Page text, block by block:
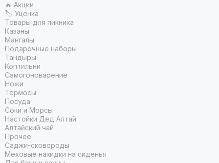
🔥 Акции
🏷 Уценка
Товары для пикника
Казаны
Мангалы
Подарочные наборы
Тандыры
Коптильни
Самогоноварение
Ножи
Термосы
Посуда
Соки и Морсы
Настойки Дед Алтай
Алтайский чай
Прочее
Саджи-сковороды
Меховые накидки на сиденья